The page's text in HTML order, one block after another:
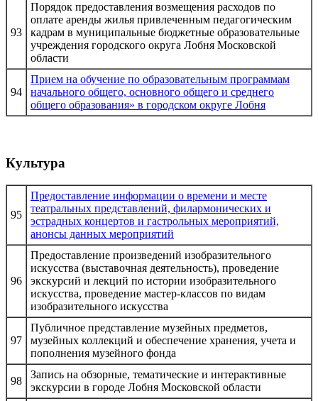
93
Порядок предоставления возмещения расходов по
оплате аренды жилья привлеченным педагогическим
кадрам в муниципальные бюджетные образовательные
учреждения городского округа Лобня Московской
области
94
Прием на обучение по образовательным программам
начального общего, основного общего и среднего
общего образования» в городском округе Лобня
Культура
95
Предоставление информации о времени и месте
театральных представлений, филармонических и
эстрадных концертов и гастрольных мероприятий,
анонсы данных мероприятий
96
Предоставление произведений изобразительного
искусства (выставочная деятельность), проведение
экскурсий и лекций по истории изобразительного
искусства, проведение мастер-классов по видам
изобразительного искусства
97
Публичное представление музейных предметов,
музейных коллекций и обеспечение хранения, учета и
пополнения музейного фонда
98
Запись на обзорные, тематические и интерактивные
экскурсии в городе Лобня Московской области